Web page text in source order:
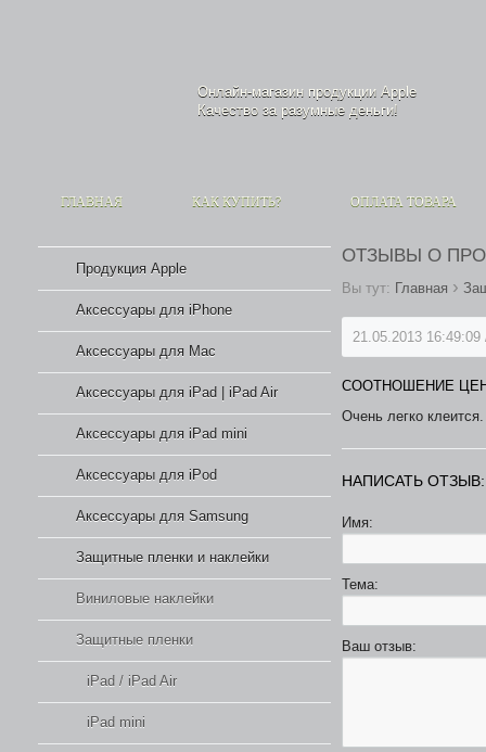
Онлайн-магазин продукции Apple
Качество за разумные деньги!
ГЛАВНАЯ КАК КУПИТЬ? ОПЛАТА ТОВАРА
ОТЗЫВЫ О
Вы тут: Главная ›
21.05.2013 16:49:09
СООТНОШЕНИЕ
Очень легко
НАПИСАТЬ ОТЗЫВ:
Имя:
Тема:
Ваш отзыв:
Продукция Apple
Аксессуары для iPhone
Аксессуары для Mac
Аксессуары для iPad | iPad Air
Аксессуары для iPad mini
Аксессуары для iPod
Аксессуары для Samsung
Защитные пленки и наклейки
Виниловые наклейки
Защитные пленки
iPad / iPad Air
iPad mini